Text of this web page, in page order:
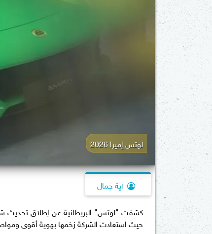
لوتس إميرا 2026
آية جمال
كشفت "لوتس" البريطانية عن إطلاق تحديث
حيث استعادت الشركة زخمها بهوية أقوى